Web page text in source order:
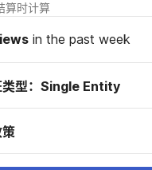
算时计算
in the past week
类型：Single Entity